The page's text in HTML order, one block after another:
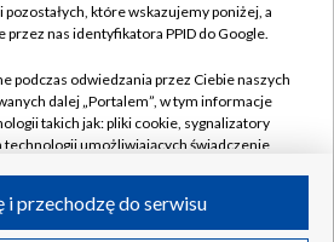
Cyfrowa
Pomoc
Kontakt
Kanały
które wskazujemy poniżej, a
przez nas identyfikatora PPID do Google.
podczas odwiedzania przez Ciebie naszych
dalej „Portalem”, w tym informacje
takich jak: pliki cookie, sygnalizatory
technologii umożliwiających świadczenie
i przechodzę do serwisu